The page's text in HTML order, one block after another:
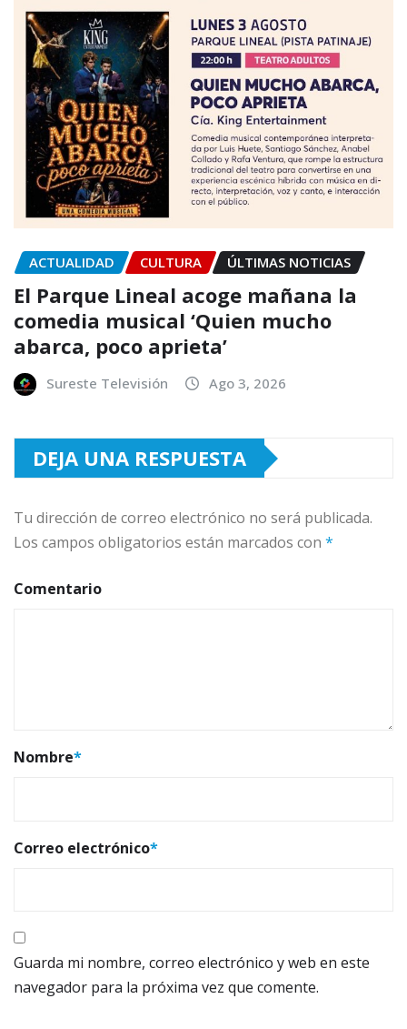
ACTUALIDAD CULTURA ÚLTIMAS NOTICIAS
El Parque Lineal acoge mañana la
comedia musical ‘Quien mucho
abarca, poco aprieta’
Sureste Televisión Ago 3, 2026
DEJA UNA RESPUESTA
Tu dirección de correo electrónico no será publicada.
Los campos obligatorios están marcados con *
Comentario
Nombre*
Correo electrónico*
Guarda mi nombre, correo electrónico y web en este
navegador para la próxima vez que comente.